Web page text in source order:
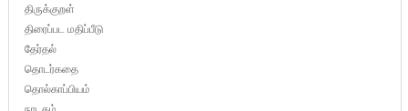
திருக்குறள்
திரைப்பட மதிப்பீடு
தேர்தல்
தொடர்கதை
தொல்காப்பியம்